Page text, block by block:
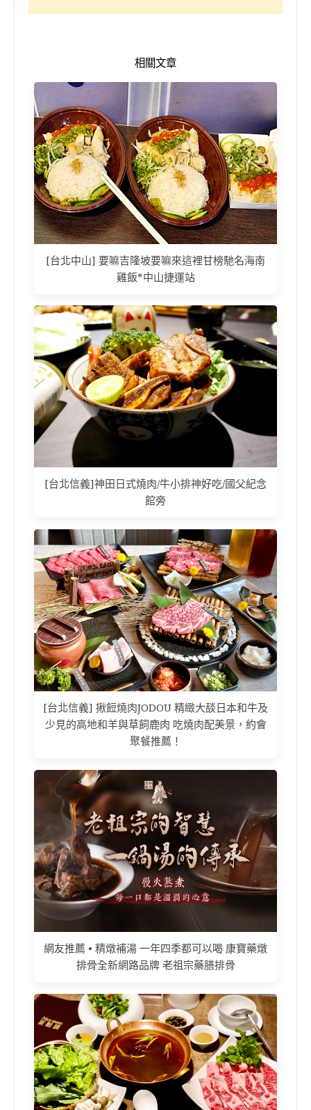
相關文章
[台北中山] 要嘛吉隆坡要嘛來這裡甘榜馳名海南
雞飯*中山捷運站
[台北信義]神田日式燒肉/牛小排神好吃/國父紀念
館旁
[台北信義] 揪餖燒肉JODOU 精緻大舕日本和牛及
少見的高地和羊與草飼鹿肉 吃燒肉配美景，約會
聚餐推薦！
網友推薦 • 精燉補湯 一年四季都可以喝 康寶藥燉
排骨全新網路品牌 老祖宗藥膳排骨